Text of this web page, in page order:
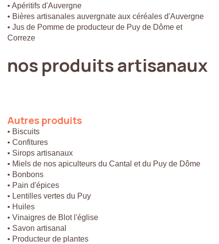
• Apéritifs d'Auvergne
• Bières artisanales auvergnate aux céréales d'Auvergne
• Jus de Pomme de producteur de Puy de Dôme et
Correze
nos produitsartisanaux
Autres produits
• Biscuits
• Confitures
• Sirops artisanaux
• Miels de nos apiculteurs du Cantal et du Puy de Dôme
• Bonbons
• Pain d'épices
• Lentilles vertes du Puy
• Huiles
• Vinaigres de Blot l'église
• Savon artisanal
• Producteur de plantes